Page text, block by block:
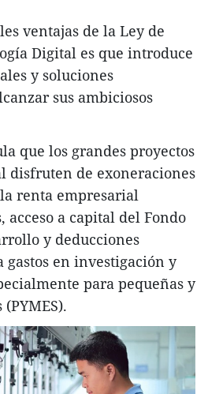
ventajas de la Ley de
Digital es que introduce
y soluciones
sus ambiciosos
que los grandes proyectos
disfruten de exoneraciones
renta empresarial
acceso a capital del Fondo
y deducciones
en investigación y
para pequeñas y